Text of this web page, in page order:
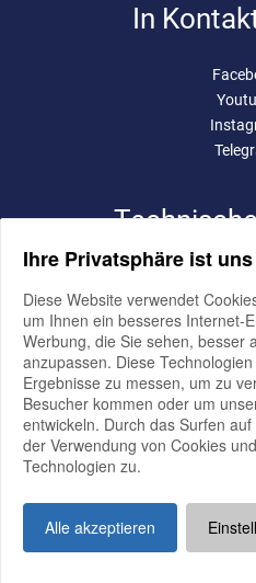
In
pro-bit
volker
elmendorfer damm 11,
büro
im technologiepark 4,
E-Mail:
Ihre Privatsphäre ist
Diese Website verwendet
um Ihnen ein besseres Internet-
Werbung, die Sie sehen, besser
anzupassen. Diese
Ergebnisse zu messen, um zu
Besucher kommen oder um
entwickeln. Durch das Surfen
der Verwendung von Cookies
Technologien zu.
Alle akzeptieren